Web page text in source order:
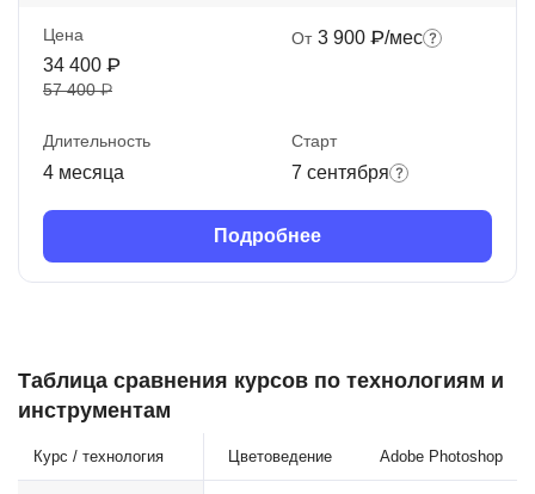
Цена
34 400 ₽
57 400 ₽
От 3 900 ₽/мес
Длительность
4 месяца
Старт
7 сентября
Подробнее
Таблица сравнения курсов по технологиям и
инструментам
Курс / технология Цветоведение Adobe Photoshop